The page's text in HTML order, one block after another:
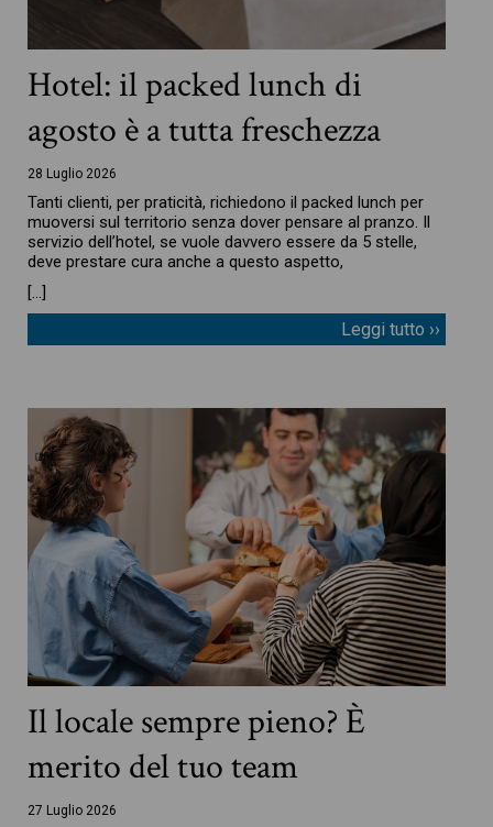
Hotel: il packed lunch di
agosto è a tutta freschezza
28 Luglio 2026
Tanti clienti, per praticità, richiedono il packed lunch per
muoversi sul territorio senza dover pensare al pranzo. Il
servizio dell’hotel, se vuole davvero essere da 5 stelle,
deve prestare cura anche a questo aspetto,
[…]
Leggi tutto ››
Il locale sempre pieno? È
merito del tuo team
27 Luglio 2026